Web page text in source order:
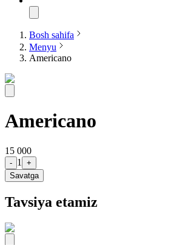
Bosh sahifa
Menyu
Americano
Americano
15 000
- 1
+
Savatga
Tavsiya etamiz